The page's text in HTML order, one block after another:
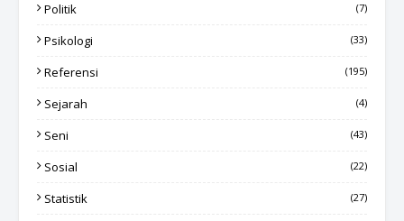
Politik (7)
Psikologi (33)
Referensi (195)
Sejarah (4)
Seni (43)
Sosial (22)
Statistik (27)